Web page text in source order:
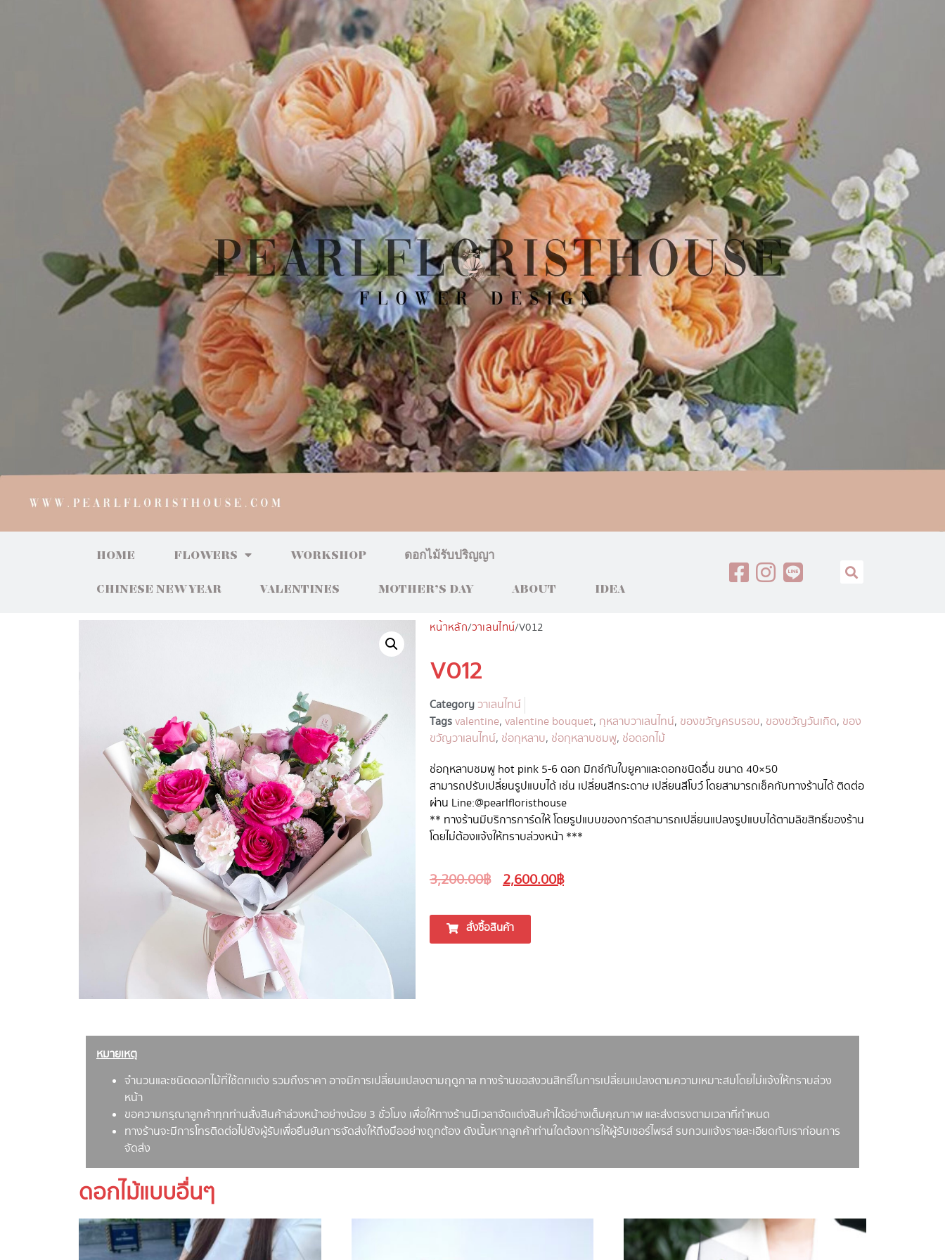
HOME FLOWERS WORKSHOP ดอกไม้รับปริญญา
CHINESE NEW YEAR VALENTINES MOTHER’S DAY ABOUT IDEA
หน้าหลัก/วาเลนไทน์/ V012
V012
Category วาเลนไทน์
Tagsvalentine, valentine bouquet, กุหลาบวาเลนไทน์, ของขวัญครบรอบ, ของขวัญวันเกิด, ของ
ขวัญวาเลนไทน์, ช่อกุหลาบ, ช่อกุหลาบชมพู, ช่อดอกไม้
ช่อกุหลาบชมพู hot pink 5-6 ดอก มิกซ์กับใบยูคาและดอกชนิดอื่น ขนาด 40×50
สามารถปรับเปลี่ยนรูปแบบได้ เช่น เปลี่ยนสีกระดาษ เปลี่ยนสีโบว์ โดยสามารถเช็คกับทางร้านได้ ติดต่อ
ผ่าน Line:@pearlfloristhouse
** ทางร้านมีบริการการ์ดให้ โดยรูปแบบของการ์ดสามารถเปลี่ยนแปลงรูปแบบได้ตามลิขสิทธิ์ของร้าน
โดยไม่ต้องแจ้งให้ทราบล่วงหน้า ***
3,200.00฿ 2,600.00฿
สั่งซื้อสินค้า
หมายเหตุ
จำนวนและชนิดดอกไม้ที่ใช้ตกแต่ง รวมถึงราคา อาจมีการเปลี่ยนแปลงตามฤดูกาล ทางร้านขอสงวนสิทธิ์ในการเปลี่ยนแปลงตามความเหมาะสมโดยไม่แจ้งให้ทราบล่วง
หน้า
ขอความกรุณาลูกค้าทุกท่านสั่งสินค้าล่วงหน้าอย่างน้อย 3 ชั่วโมง เพื่อให้ทางร้านมีเวลาจัดแต่งสินค้าได้อย่างเต็มคุณภาพ และส่งตรงตามเวลาที่กำหนด
ทางร้านจะมีการโทรติดต่อไปยังผู้รับเพื่อยืนยันการจัดส่งให้ถึงมืออย่างถูกต้อง ดังนั้นหากลูกค้าท่านใดต้องการให้ผู้รับเซอร์ไพรส์ รบกวนแจ้งรายละเอียดกับเราก่อนการ
จัดส่ง
ดอกไม้แบบอื่นๆ